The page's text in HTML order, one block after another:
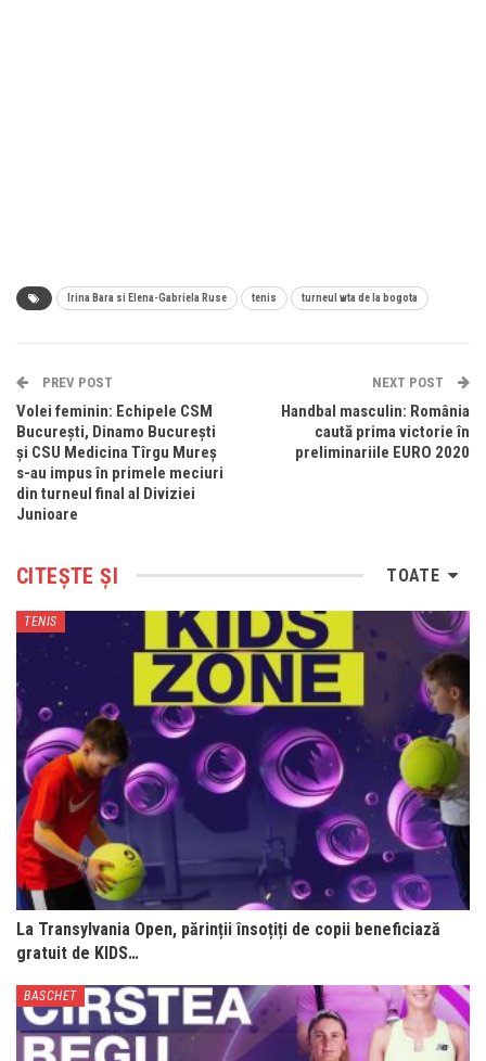
Irina Bara si Elena-Gabriela Ruse tenis turneul wta de la bogota
PREV POST
Volei feminin: Echipele CSM
București, Dinamo București
și CSU Medicina Tîrgu Mureș
s-au impus în primele meciuri
din turneul final al Diviziei
Junioare
NEXT POST
Handbal masculin: România
caută prima victorie în
preliminariile EURO 2020
TOATE
CITEȘTE ȘI
TENIS
La Transylvania Open, părinții însoțiți de copii beneficiază
gratuit de KIDS…
BASCHET